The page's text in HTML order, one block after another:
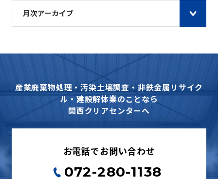
月次アーカイブ
産業廃棄物処理・汚染土壌調査・非鉄金属リサイク
ル・建設解体業のことなら
関西クリアセンターへ
お電話でお問い合わせ
072-280-1138